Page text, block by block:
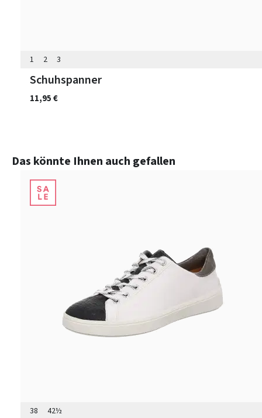
1 2 3
Schuhspanner
11,95 €
Produktgalerie überspringen
Das könnte Ihnen auch gefallen
38 42½